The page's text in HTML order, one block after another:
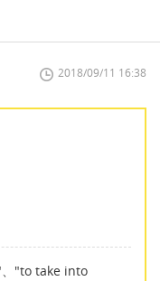
2018/09/11 16:38
、"to take into